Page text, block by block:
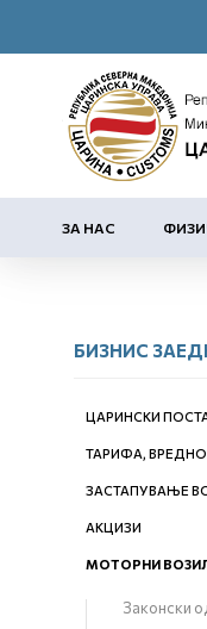
ЗА НАС
БИЗНИС
ЦАРИНСКИ
ТАРИФА,
ЗАСТАПУВАЊЕ
АКЦИЗИ
МОТОРНИ
Законски